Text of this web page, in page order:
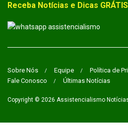
Receba Notícias e Dicas
Sobre Nós Equipe
Política de
Fale Conosco
Últimas Notícias
Copyright © 2026 Assistencialismo